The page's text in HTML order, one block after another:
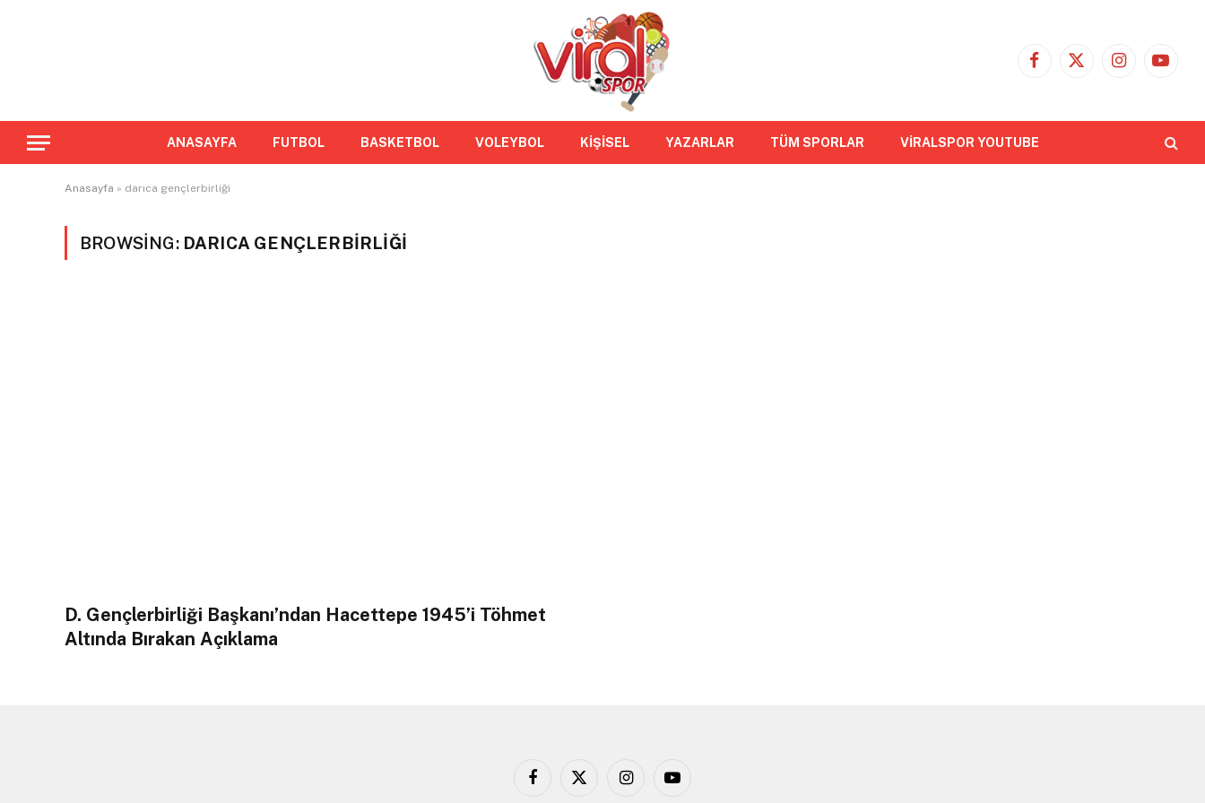
Facebook
X
Instagram
ANASAYFA FUTBOL BASKETBOL VOLEYBOL KİŞİSEL YAZARLAR TÜM SPORLAR VİRALSPOR YOUTUBE
Anasayfa » darıca gençlerbirliği
BROWSING: DARICA GENÇLERBIRLIĞI
D. Gençlerbirliği Başkanı’ndan Hacettepe 1945’i Töhmet
Altında Bırakan Açıklama
Facebook
X
InstagramYouTube